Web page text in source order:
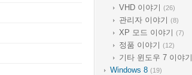
VHD 이야기 (26)
관리자 이야기 (8)
XP 모드 이야기 (7)
정품 이야기 (12)
기타 윈도우 7 이야기
Windows 8 (19)